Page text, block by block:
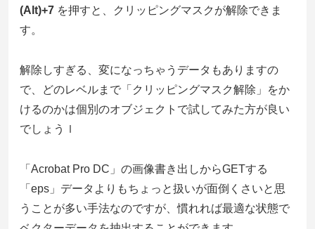
(Alt)+7 を押すと、クリッピングマスクが解除できま
す。
解除しすぎる、変になっちゃうデータもありますの
で、どのレベルまで「クリッピングマスク解除」をか
けるのかは個別のオブジェクトで試してみた方が良い
でしょうｌ
「Acrobat Pro DC」の画像書き出しからGETする
「eps」データよりもちょっと扱いが面倒くさいと思
うことが多い手法なのですが、慣れれば最適な状態で